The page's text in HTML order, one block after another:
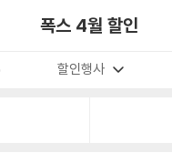
폭스 4월 할인
할인행사